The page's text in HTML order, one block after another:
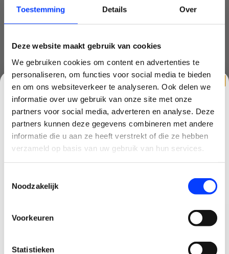
Toestemming Details Over
Deze website maakt gebruik van cookies
We gebruiken cookies om content en advertenties te
personaliseren, om functies voor social media te bieden
en om ons websiteverkeer te analyseren. Ook delen we
informatie over uw gebruik van onze site met onze
partners voor social media, adverteren en analyse. Deze
partners kunnen deze gegevens combineren met andere
informatie die u aan ze heeft verstrekt of die ze hebben
verzameld op basis van uw gebruik van hun services.
Noodzakelijk
Voorkeuren
Statistieken
ENTERPRISE
biedt uitgebreide bescherming:
Lage vervangingskosten
Officiële garantie & support
Gratis verzending bij schade
Optionele verlenging tot 3 jaar
Dekking voor je hele dronevloot
DJI Zenmuse S1 Spotlight
CLAIM KORTING OP JE EERSTE
BESTELLING!